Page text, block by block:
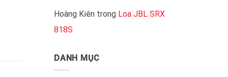
đẩy
Hoàng Kiên trong Loa JBL SRX
818S
DANH MỤC